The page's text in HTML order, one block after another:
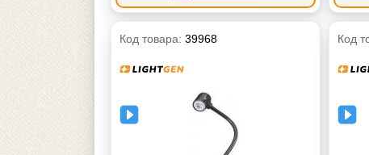
Код товара: 39968 Код